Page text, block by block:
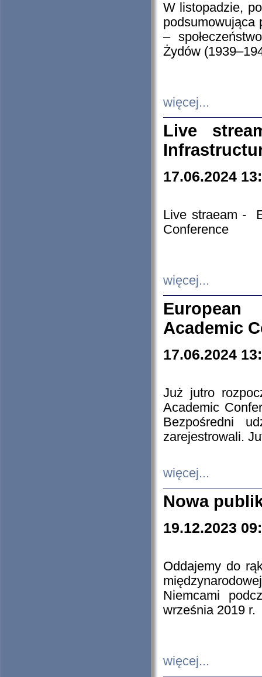
W listopadzie,
podsumowująca
–
Żydów
więcej...
Live
17.06.2024
Live straeam -
Conference
więcej...
European
Academic
17.06.2024
Już jutro
Academic
Bezpośredni
zarejestrowali.
więcej...
Nowa
19.12.2023
Oddajemy do
Niemcami
września 2019 r.
więcej...